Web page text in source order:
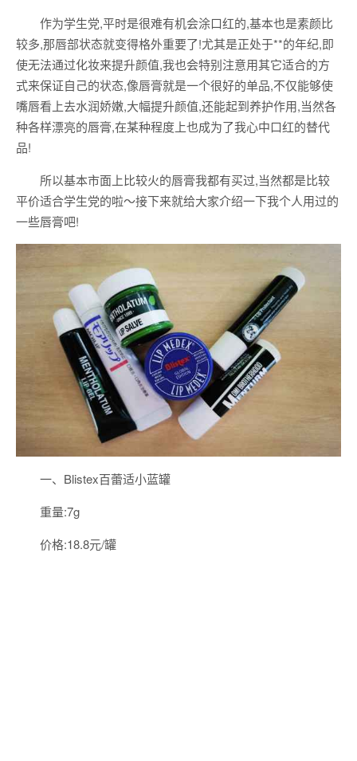
作为学生党,平时是很难有机会涂口红的,基本也是素颜比
较多,那唇部状态就变得格外重要了!尤其是正处于**的年纪,即
使无法通过化妆来提升颜值,我也会特别注意用其它适合的方
式来保证自己的状态,像唇膏就是一个很好的单品,不仅能够使
嘴唇看上去水润娇嫩,大幅提升颜值,还能起到养护作用,当然各
种各样漂亮的唇膏,在某种程度上也成为了我心中口红的替代
品!
所以基本市面上比较火的唇膏我都有买过,当然都是比较
平价适合学生党的啦～接下来就给大家介绍一下我个人用过的
一些唇膏吧!
一、Blistex百蕾适小蓝罐
重量:7g
价格:18.8元/罐